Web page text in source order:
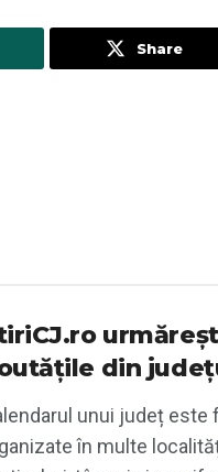
Share
din
unui județ
în multe